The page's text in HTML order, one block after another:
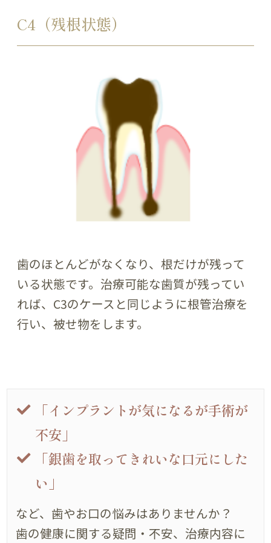
C4（残根状態）
歯のほとんどがなくなり、根だけが残って
いる状態です。治療可能な歯質が残ってい
れば、C3のケースと同じように根管治療を
行い、被せ物をします。
「インプラントが気になるが手術が
不安」
「銀歯を取ってきれいな口元にした
い」
など、歯やお口の悩みはありませんか？
歯の健康に関する疑問・不安、治療内容に